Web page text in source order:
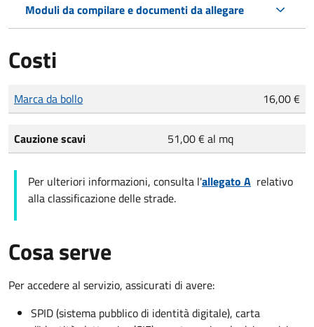
Moduli da compilare e documenti da allegare
Costi
Tipo di pagamento
Importo
Marca da bollo 16,00 €
Cauzione scavi 51,00 € al mq
Per ulteriori informazioni, consulta l'allegato A relativo
alla classificazione delle strade.
Cosa serve
Per accedere al servizio, assicurati di avere:
SPID (sistema pubblico di identità digitale), carta